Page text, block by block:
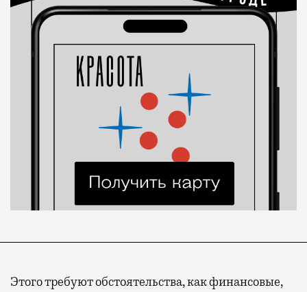
Этого требуют обстоятельства, как финансовые,